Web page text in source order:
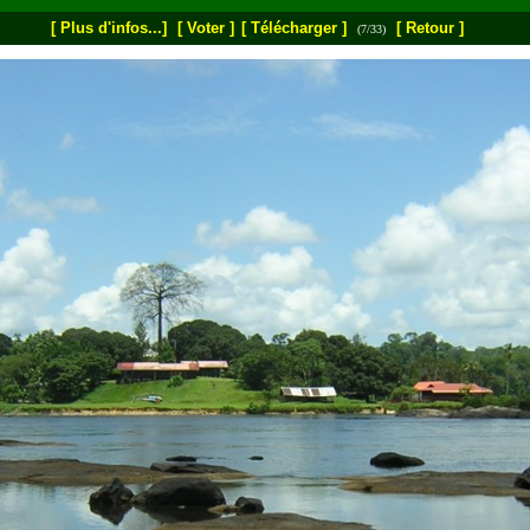
[ Plus d'infos...] [ Voter ] [ Télécharger ] (7/33) [ Retour ]